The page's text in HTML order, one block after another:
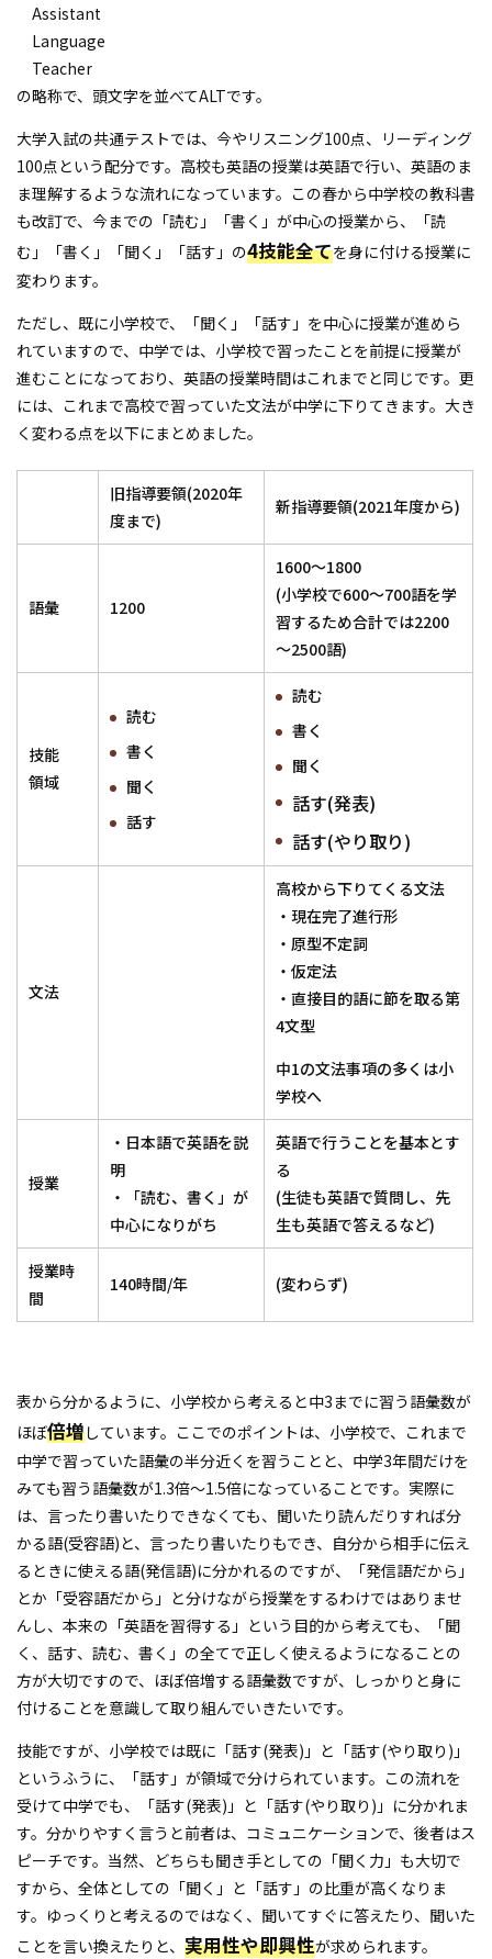
Assistant
Language
Teacher
の略称で、頭文字を並べてALTです。
大学入試の共通テストでは、今やリスニング100点、リーディング
100点という配分です。高校も英語の授業は英語で行い、英語のま
ま理解するような流れになっています。この春から中学校の教科書
も改訂で、今までの「読む」「書く」が中心の授業から、「読
む」「書く」「聞く」「話す」の4技能全てを身に付ける授業に
変わります。
ただし、既に小学校で、「聞く」「話す」を中心に授業が進めら
れていますので、中学では、小学校で習ったことを前提に授業が
進むことになっており、英語の授業時間はこれまでと同じです。更
には、これまで高校で習っていた文法が中学に下りてきます。大き
く変わる点を以下にまとめました。
旧指導要領(2020年
度まで)
新指導要領(2021年度から)
語彙 1200
1600～1800
(小学校で600～700語を学
習するため合計では2200
～2500語)
技能
領域
読む
書く
聞く
話す
読む
書く
聞く
話す(発表)
話す(やり取り)
文法
高校から下りてくる文法
・現在完了進行形
・原型不定詞
・仮定法
・直接目的語に節を取る第
4文型
中1の文法事項の多くは小
学校へ
授業
・日本語で英語を説
明
・「読む、書く」が
中心になりがち
英語で行うことを基本とす
る
(生徒も英語で質問し、先
生も英語で答えるなど)
授業時
間
140時間/年 (変わらず)
表から分かるように、小学校から考えると中3までに習う語彙数が
ほぼ倍増しています。ここでのポイントは、小学校で、これまで
中学で習っていた語彙の半分近くを習うことと、中学3年間だけを
みても習う語彙数が1.3倍～1.5倍になっていることです。実際に
は、言ったり書いたりできなくても、聞いたり読んだりすれば分
かる語(受容語)と、言ったり書いたりもでき、自分から相手に伝え
るときに使える語(発信語)に分かれるのですが、「発信語だから」
とか「受容語だから」と分けながら授業をするわけではありませ
んし、本来の「英語を習得する」という目的から考えても、「聞
く、話す、読む、書く」の全てで正しく使えるようになることの
方が大切ですので、ほぼ倍増する語彙数ですが、しっかりと身に
付けることを意識して取り組んでいきたいです。
技能ですが、小学校では既に「話す(発表)」と「話す(やり取り)」
というふうに、「話す」が領域で分けられています。この流れを
受けて中学でも、「話す(発表)」と「話す(やり取り)」に分かれま
す。分かりやすく言うと前者は、コミュニケーションで、後者はス
ピーチです。当然、どちらも聞き手としての「聞く力」も大切で
すから、全体としての「聞く」と「話す」の比重が高くなりま
す。ゆっくりと考えるのではなく、聞いてすぐに答えたり、聞いた
ことを言い換えたりと、 実用性や即興性が求められます。